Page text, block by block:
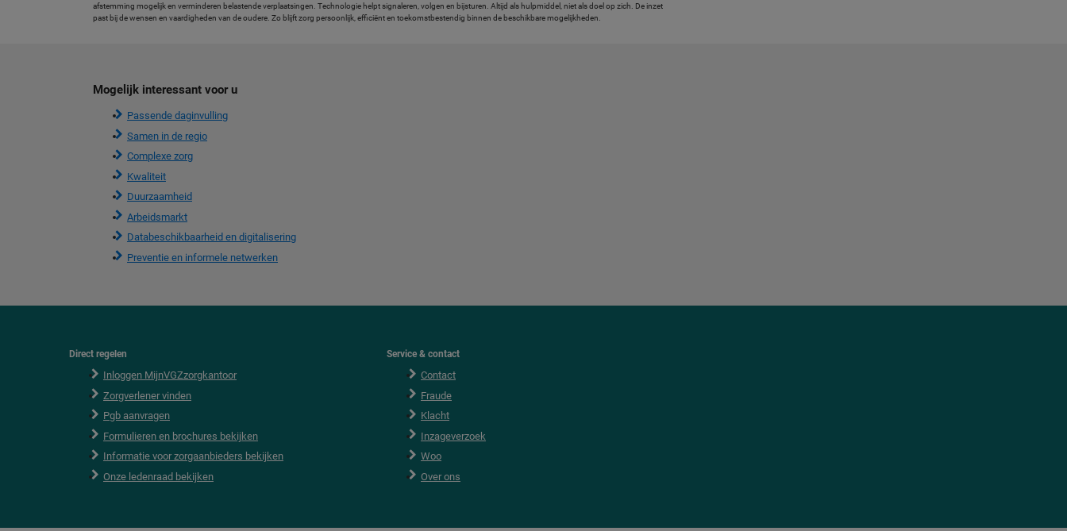
afstemming mogelijk en verminderen belastende verplaatsingen. Technologie helpt signaleren, volgen en bijsturen. Altijd als hulpmiddel, niet als doel op zich. De inzet
past bij de wensen en vaardigheden van de oudere. Zo blijft zorg persoonlijk, efficiënt en toekomstbestendig binnen de beschikbare mogelijkheden.
Mogelijk interessant voor u
Passende daginvulling
Samen in de regio
Complexe zorg
Kwaliteit
Duurzaamheid
Arbeidsmarkt
Databeschikbaarheid en digitalisering
Preventie en informele netwerken
Direct regelen
Inloggen MijnVGZzorgkantoor
Zorgverlener vinden
Pgb aanvragen
Formulieren en brochures bekijken
Informatie voor zorgaanbieders bekijken
Onze ledenraad bekijken
Service & contact
Contact
Fraude
Klacht
Inzageverzoek
Woo
Over ons